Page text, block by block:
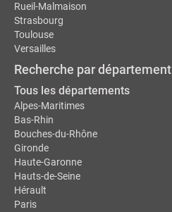
Rueil-Malmaison
Strasbourg
Toulouse
Versailles
Recherche par département
Tous les départements
Alpes-Maritimes
Bas-Rhin
Bouches-du-Rhône
Gironde
Haute-Garonne
Hauts-de-Seine
Hérault
Paris